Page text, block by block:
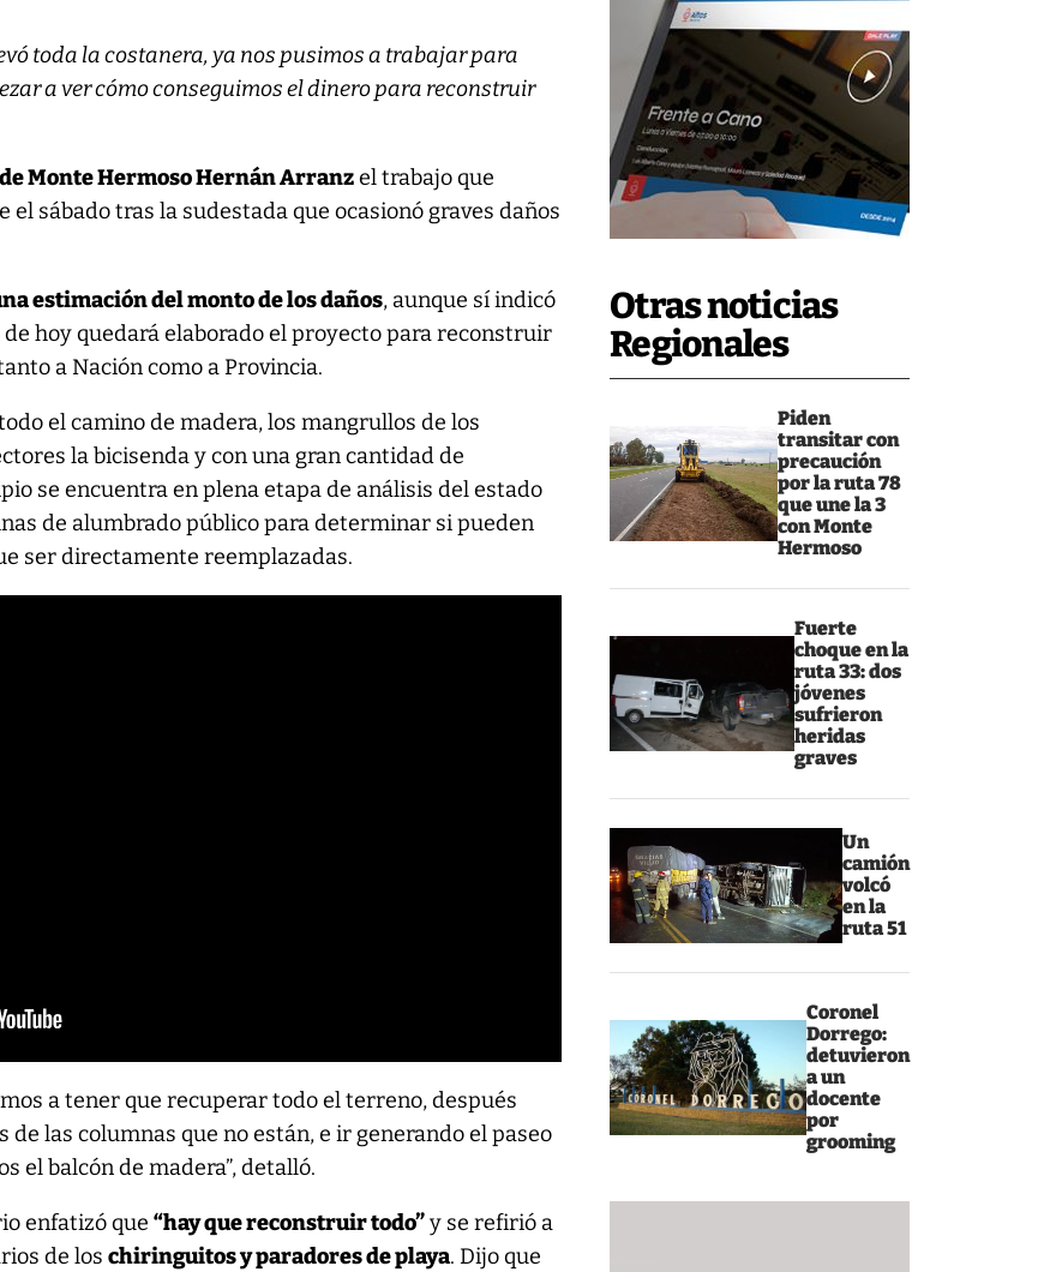
Otras noticias
Regionales
Piden
transitar con
precaución
por la ruta 78
que une la 3
con Monte
Hermoso
Fuerte
choque en la
ruta 33: dos
jóvenes
sufrieron
heridas
graves
Un
camión
volcó
en la
ruta 51
Coronel
Dorrego:
detuvieron
a un
docente
por
grooming
toda la costanera, ya nos pusimos a trabajar para
a ver cómo conseguimos el dinero para reconstruir
Monte Hermoso Hernán Arranzel trabajo que
sábado tras la sudestada que ocasionó graves daños
estimación del monto de los daños, aunque sí indicó
hoy quedará elaborado el proyecto para reconstruir
a Nación como a Provincia.
el camino de madera, los mangrullos de los
la bicisenda y con una gran cantidad de
se encuentra en plena etapa de análisis del estado
de alumbrado público para determinar si pueden
ser directamente reemplazadas.
a tener que recuperar todo el terreno, después
de las columnas que no están, e ir generando el paseo
el balcón de madera”, detalló.
enfatizó que“hay que reconstruir todo”y se refirió a
de loschiringuitos y paradores de playa. Dijo que